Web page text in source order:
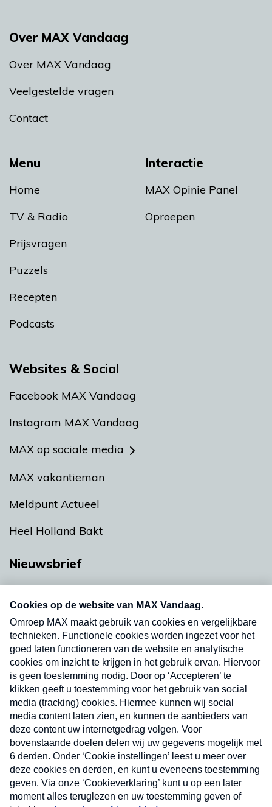
Menu
Home
TV & Radio
Prijsvragen
Puzzels
Recepten
Podcasts
Interactie
MAX Opinie Panel
Oproepen
Over MAX Vandaag
Over MAX Vandaag
Veelgestelde vragen
Contact
Websites & Social
Facebook MAX Vandaag
Instagram MAX Vandaag
MAX op sociale media
MAX vakantieman
Meldpunt Actueel
Heel Holland Bakt
Nieuwsbrief
Neem hier een gratis abonnement op onze
nieuwsbrief. Elke vrijdag- en dinsdagochtend in
uw mailbox.
Verzend
Nieuwsbrief
Neem hier een gratis abonnement op onze